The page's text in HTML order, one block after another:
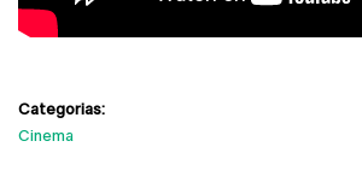
Categorias:
Cinema